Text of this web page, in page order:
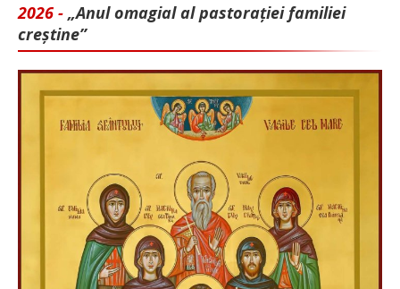
2026 - „Anul omagial al pastorației familiei
creștine”